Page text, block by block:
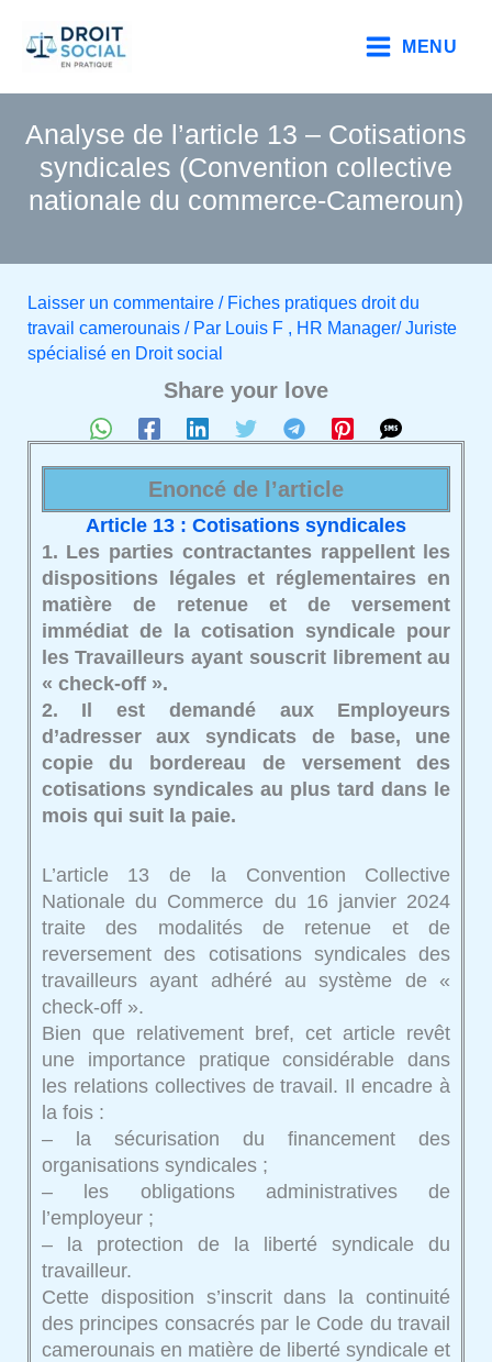
contenu
MENU
Analyse de l’article 13 – Cotisations
syndicales (Convention collective
nationale du commerce-Cameroun)
Laisser un commentaire / Fiches pratiques droit du
travail camerounais/ Par Louis F , HR Manager/ Juriste
spécialisé en Droit social
Share your love
Enoncé de l’article
Article 13 : Cotisations syndicales
1. Les parties contractantes rappellent les
dispositions légales et réglementaires en
matière de retenue et de versement
immédiat de la cotisation syndicale pour
les Travailleurs ayant souscrit librement au
« check-off ».
2. Il est demandé aux Employeurs
d’adresser aux syndicats de base, une
copie du bordereau de versement des
cotisations syndicales au plus tard dans le
mois qui suit la paie.
L’article 13 de la Convention Collective
Nationale du Commerce du 16 janvier 2024
traite des modalités de retenue et de
reversement des cotisations syndicales des
travailleurs ayant adhéré au système de «
check-off ».
Bien que relativement bref, cet article revêt
une importance pratique considérable dans
les relations collectives de travail. Il encadre à
la fois :
– la sécurisation du financement des
organisations syndicales ;
– les obligations administratives de
l’employeur ;
– la protection de la liberté syndicale du
travailleur.
Cette disposition s’inscrit dans la continuité
des principes consacrés par le Code du travail
camerounais en matière de liberté syndicale et